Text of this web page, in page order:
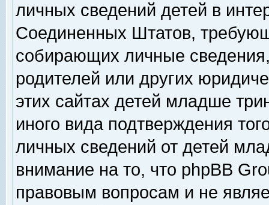
личных сведений детей в
Соединенных Штатов,
собирающих личные
родителей или других
этих сайтах детей младше
иного вида подтверждения
личных сведений от детей
внимание на то, что phpBB
правовым вопросам и не